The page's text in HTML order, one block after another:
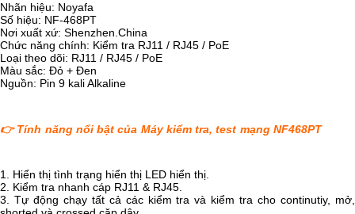
Nhãn hiệu: Noyafa
Số hiệu: NF-468PT
Nơi xuất xứ: Shenzhen.China
Chức năng chính: Kiểm tra RJ11 / RJ45 / PoE
Loại theo dõi: RJ11 / RJ45 / PoE
Màu sắc: Đỏ + Đen
Nguồn: Pin 9 kali Alkaline
👉Tính năng nổi bật của Máy kiểm tra, test mạng NF468PT
1. Hiển thị tình trạng hiển thị LED hiển thị.
2. Kiểm tra nhanh cáp RJ11 & RJ45.
3. Tự động chạy tất cả các kiểm tra và kiểm tra cho continutiy, mở,